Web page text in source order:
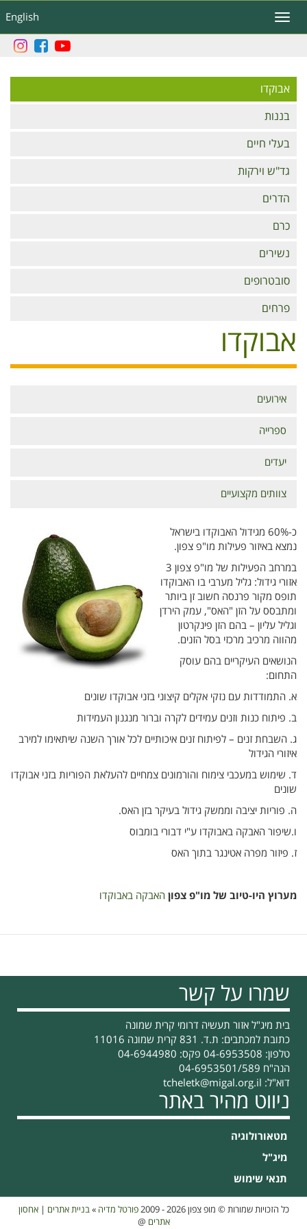
לתוכן
העיקרי
English
Toggle
navigation
Branches
אבוקדו
בננות
בעלי חיים
גד"ש וירקות
הדרים
כרם
נשירים
סובטרופים
פרחים
אבוקדו
תפריט
אבוקדו
אירועים
ספרייה
יעדים
צוותים מקצועיים
כ-60% מגידול האבוקדו בישראל
נמצא באיזור פעילות מו"פ צפון.
במרחב הפעילות של מו"פ צפון 3
אזורי גידול: גליל מערבי בו האבוקדו
תופס מקור פרנסה חשוב זן ביותר
ומתבסס על הזן "האס", עמק הירדן
וגליל עליון – בהם הזן פינקרטון
מהווה מרכיב מרכזי בסל הזנים.
הנושאים העיקריים בהם עוסק
התחום:
א. התמודדות עם נזקי אקלים קיצוני בזני אבוקדו שונים
ב. פיתוח כנות וזנים עמידים לקרה וברור מנגנון העמידות
ג. השבחת זנים – לפיתוח זנים איכותיים לכל אורך השנה שיתאימו למירב
איזורי הגידול
ד. שימוש במעכבי צימוח והורמונים צמחיים להעלאת הפוריות בזני אבוקדו
שונים
ה. פוריות יציבה וממשק גידול בעיקר בזן האס.
ו.שיפור האבקה באבוקדו ע"י דבורי בומבוס
ז. פיזור מפרה אטינגר בתוך האס
מערוץ היו-טיוב של מו"פ צפון האבקה באבוקדו
שמרו על קשר
בית מיג"ל אזור תעשיה דרומי קרית שמונה
כתובת למכתבים: ת.ד. 831 קרית שמונה 11016
טלפון: 04-6953508 פקס: 04-6944980
הנה"ח 04-6953501/589
דוא"ל: tcheletk@migal.org.il
ניווט מהיר באתר
מטאורולוגיה
מיג"ל
תנאי שימוש
כל הזכויות שמורות © מופ צפון 2026 - 2009 פורטל מדיה »בניית אתרים |אחסון
אתרים @